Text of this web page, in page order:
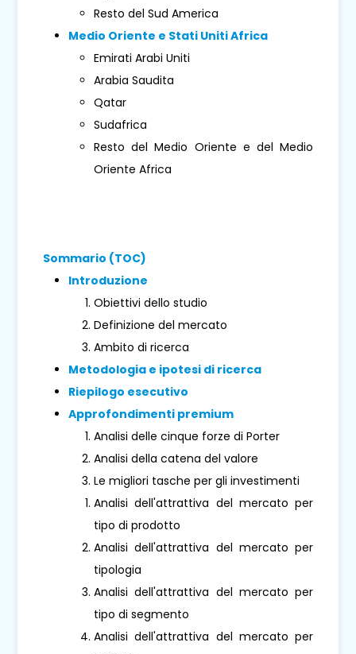
Resto del Sud America
Medio Oriente e Stati Uniti Africa
Emirati Arabi Uniti
Arabia Saudita
Qatar
Sudafrica
Resto del Medio Oriente e del Medio
Oriente Africa
Sommario (TOC)
Introduzione
Obiettivi dello studio
Definizione del mercato
Ambito di ricerca
Metodologia e ipotesi di ricerca
Riepilogo esecutivo
Approfondimenti premium
Analisi delle cinque forze di Porter
Analisi della catena del valore
Le migliori tasche per gli investimenti
Analisi dell'attrattiva del mercato per
tipo di prodotto
Analisi dell'attrattiva del mercato per
tipologia
Analisi dell'attrattiva del mercato per
tipo di segmento
Analisi dell'attrattiva del mercato per